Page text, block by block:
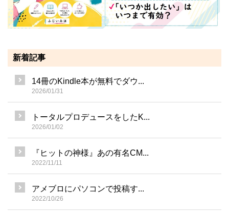
新着記事
14冊のKindle本が無料でダウ...
2026/01/31
トータルプロデュースをしたK...
2026/01/02
『ヒットの神様』あの有名CM...
2022/11/11
アメブロにパソコンで投稿す...
2022/10/26